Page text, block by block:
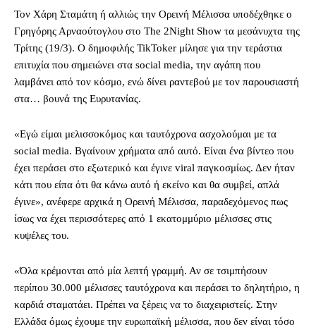
Τον Χάρη Σταμάτη ή αλλιώς την Ορεινή Μέλισσα υποδέχθηκε ο
Γρηγόρης Αρναούτογλου στο The 2Night Show τα μεσάνυχτα της
Τρίτης (19/3). Ο δημοφιλής TikToker μίλησε για την τεράστια
επιτυχία που σημειώνει στα social media, την αγάπη που
λαμβάνει από τον κόσμο, ενώ δίνει ραντεβού με τον παρουσιαστή
στα… βουνά της Ευρυτανίας.
«Εγώ είμαι μελισσοκόμος και ταυτόχρονα ασχολούμαι με τα
social media. Βγαίνουν χρήματα από αυτό. Είναι ένα βίντεο που
έχει περάσει στο εξωτερικό και έγινε viral παγκοσμίως. Δεν ήταν
κάτι που είπα ότι θα κάνω αυτό ή εκείνο και θα συμβεί, απλά
έγινε», ανέφερε αρχικά η Ορεινή Μέλισσα, παραδεχόμενος πως
ίσως να έχει περισσότερες από 1 εκατομμύριο μέλισσες στις
κυψέλες του.
«Όλα κρέμονται από μία λεπτή γραμμή. Αν σε τσιμπήσουν
περίπου 30.000 μέλισσες ταυτόχρονα και περάσει το δηλητήριο, η
καρδιά σταματάει. Πρέπει να ξέρεις να το διαχειριστείς. Στην
Ελλάδα όμως έχουμε την ευρωπαϊκή μέλισσα, που δεν είναι τόσο